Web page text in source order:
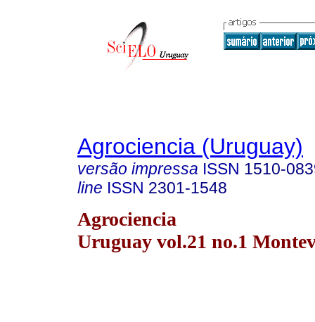
Agrociencia (Uruguay)
versão impressa ISSN 1510-
line ISSN 2301-1548
Agrociencia
Uruguay vol.21 no.1